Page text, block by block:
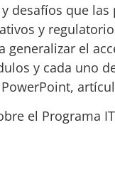
desafíos que
y
el
y cada uno
el Programa